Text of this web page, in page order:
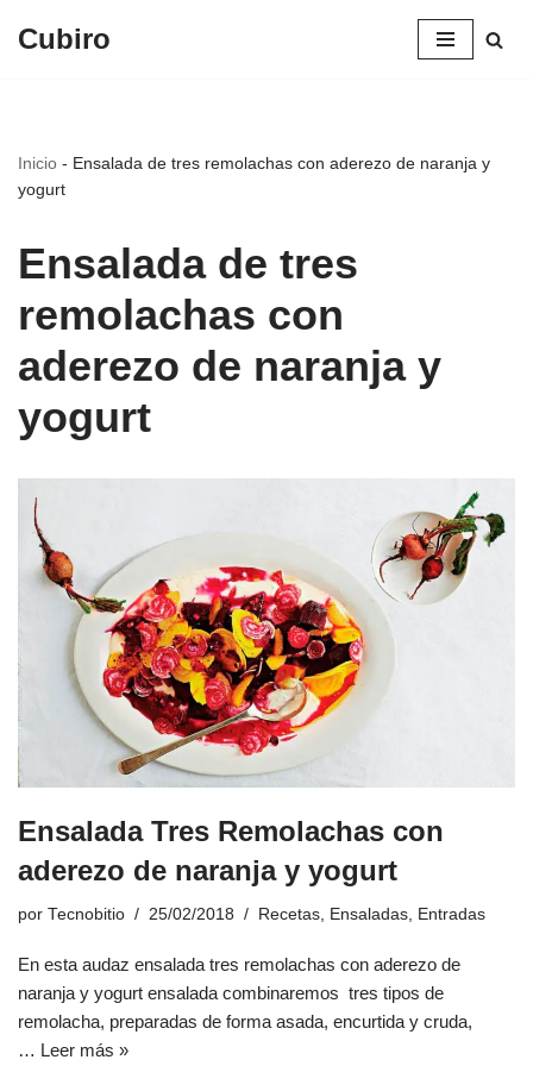
Cubiro
Inicio - Ensalada de tres remolachas con aderezo de naranja y
yogurt
Ensalada de tres
remolachas con
aderezo de naranja y
yogurt
Ensalada Tres Remolachas con
aderezo de naranja y yogurt
por Tecnobitio 25/02/2018 Recetas Ensaladas Entradas
En esta audaz ensalada tres remolachas con aderezo de
naranja y yogurt ensalada combinaremos tres tipos de
remolacha, preparadas de forma asada, encurtida y cruda,
… Leer más »